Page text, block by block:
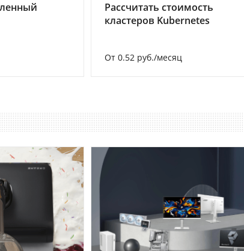
Рассчитать стоимость
кластеров Kubernetes
От 0.52 руб./месяц